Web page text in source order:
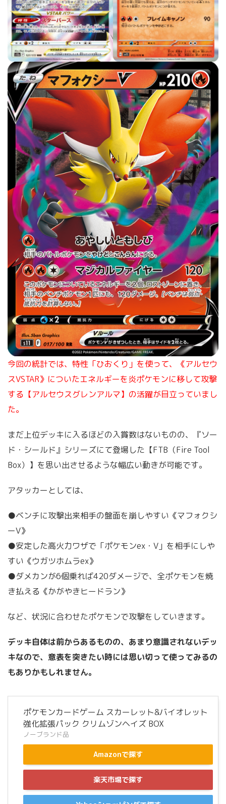
今回の統計では、特性「ひおくり」を使って、《アルセウ
スVSTAR》についたエネルギーを炎ポケモンに移して攻撃
する【アルセウスグレンアルマ】の活躍が目立っていまし
た。
まだ上位デッキに入るほどの入賞数はないものの、『ソー
ド・シールド』シリーズにて登場した【FTB（Fire Tool
Box）】を思い出させるような幅広い動きが可能です。
アタッカーとしては、
●ベンチに攻撃出来相手の盤面を崩しやすい《マフォクシ
ーV》
●安定した高火力ワザで「ポケモンex・V」を相手にしや
すい《ウガツホムラex》
●ダメカンが6個乗れば420ダメージで、全ポケモンを焼
き払える《かがやきヒードラン》
など、状況に合わせたポケモンで攻撃をしていきます。
デッキ自体は前からあるものの、あまり意識されないデッ
キなので、意表を突きたい時には思い切って使ってみるの
もありかもしれません。
ポケモンカードゲーム スカーレット&バイオレット
強化拡張パック クリムゾンヘイズ BOX
ノーブランド品
Amazonで探す
楽天市場で探す